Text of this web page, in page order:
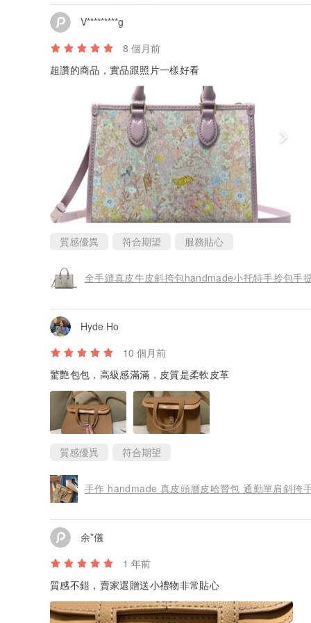
V*********g
8 個月前
超讚的商品，實品跟照片一樣好看
質感優異 符合期望 服務貼心
全手縫真皮牛皮斜挎包handmade小托特手拎包手
Hyde Ho
10 個月前
驚艷包包，高級感滿滿，皮質是柔軟皮革
質感優異 符合期望
手作 handmade 真皮頭層皮哈贊包 通勤單肩斜挎
余*儀
1 年前
質感不錯，賣家還贈送小禮物非常貼心